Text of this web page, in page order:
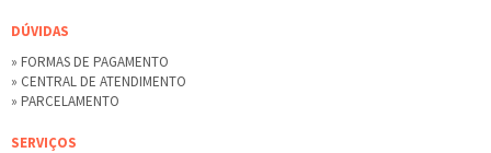
DÚVIDAS
» FORMAS DE PAGAMENTO
» CENTRAL DE ATENDIMENTO
» PARCELAMENTO
SERVIÇOS